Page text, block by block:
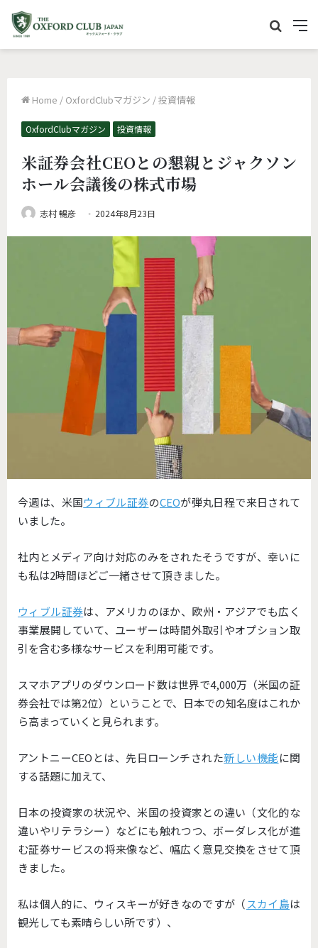
M
e
イ
Home / OxfordClubマガジン /投資情報
OxfordClubマガジン 投資情報
米証券会社CEOとの懇親とジャクソン
ホール会議後の株式市場
志村 暢彦 2024年8月23日
今週は、米国ウィブル証券のCEOが弾丸日程で来日されて
いました。
社内とメディア向け対応のみをされたそうですが、 幸いに
も私は2時間ほどご一緒させて頂きました。
ウィブル証券は、アメリカのほか、欧州・ アジアでも広く
事業展開していて、 ユーザーは時間外取引やオプション取
引を含む多様なサービスを利用可能です。
スマホアプリのダウンロード数は世界で4,000万（米国の証
券会社では第2位）ということで、
日本での知名度はこれか
ら高まっていくと見られます。
アントニーCEOとは、先日ローンチされた新しい機能に関
する話題に加えて、
日本の投資家の状況や、米国の投資家との違い（文化的な
違いやリテラシー）などにも触れつつ、 ボーダレス化が進
む証券サービスの将来像など、 幅広く意見交換をさせて頂
きました。
私は個人的に、ウィスキーが好きなのですが（スカイ島は
観光しても素晴らしい所です）、